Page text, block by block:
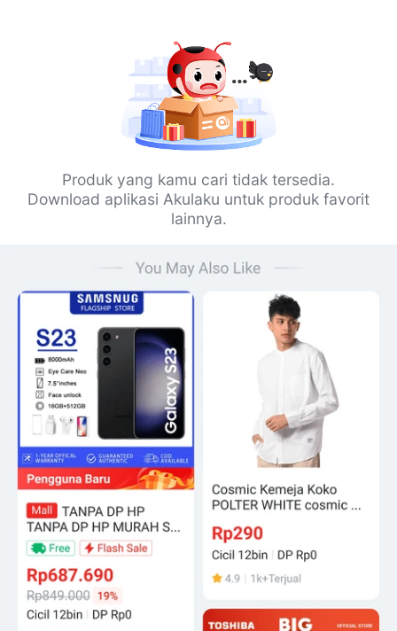
Produk yang kamu cari tidak tersedia.
Download aplikasi Akulaku untuk produk favorit
lainnya.